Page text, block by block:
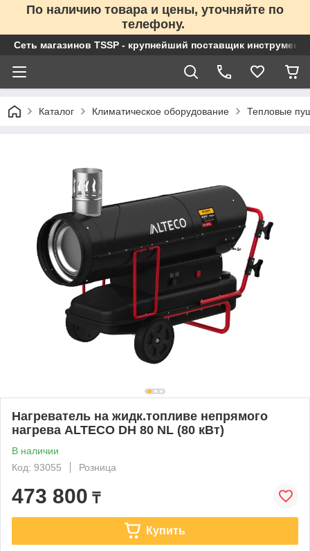
По наличию товара и цены, уточняйте по
телефону.
Сеть магазинов TSSP - крупнейший поставщик
Каталог Климатическое оборудование Тепловые
Нагреватель на жидк.топливе непрямого
нагрева ALTECO DH 80 NL (80 кВт)
В наличии
Код: 93055
Розница
473 800 ₸
Купить